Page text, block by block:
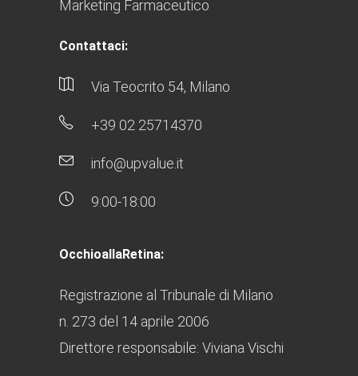
Marketing Farmaceutico
Contattaci:
Via Teocrito 54, Milano
+39 02 25714370
info@upvalue.it
9:00-18:00
OcchioallaRetina:
Registrazione al Tribunale di Milano
n. 273 del 14 aprile 2006
Direttore responsabile: Viviana Vischi